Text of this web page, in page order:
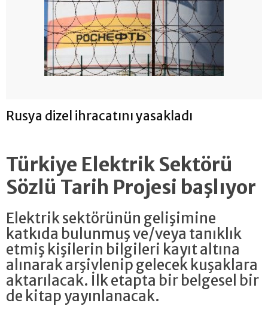
Rusya dizel ihracatını yasakladı
Türkiye Elektrik Sektörü
Sözlü Tarih Projesi başlıyor
Elektrik sektörünün gelişimine
katkıda bulunmuş ve/veya tanıklık
etmiş kişilerin bilgileri kayıt altına
alınarak arşivlenip gelecek kuşaklara
aktarılacak. İlk etapta bir belgesel bir
de kitap yayınlanacak.